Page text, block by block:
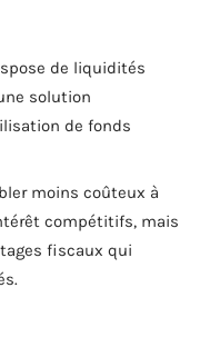
de liquidités
solution
de fonds
moins coûteux à
compétitifs, mais
fiscaux qui